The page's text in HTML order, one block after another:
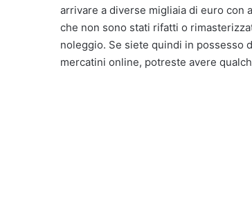
arrivare a diverse migliaia di euro con
che non sono stati rifatti o
noleggio. Se siete quindi in possesso
mercatini online, potreste avere